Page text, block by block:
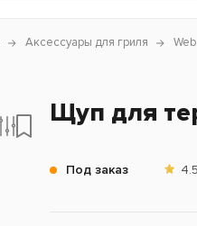
Аксессуары для гриля
Щуп для
Под заказ 4.5